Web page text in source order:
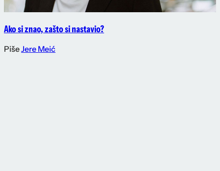
Ako si znao, zašto si nastavio?
PišeJere Meić